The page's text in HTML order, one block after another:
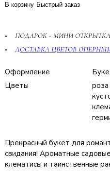
В корзину Быстрый заказ
ПОДАРОК - МИНИ
ДОСТАВКА ЦВЕТОВ
Оформление
Цветы
Прекрасный букет для
свидания! Ароматные
клематисы и таинственные